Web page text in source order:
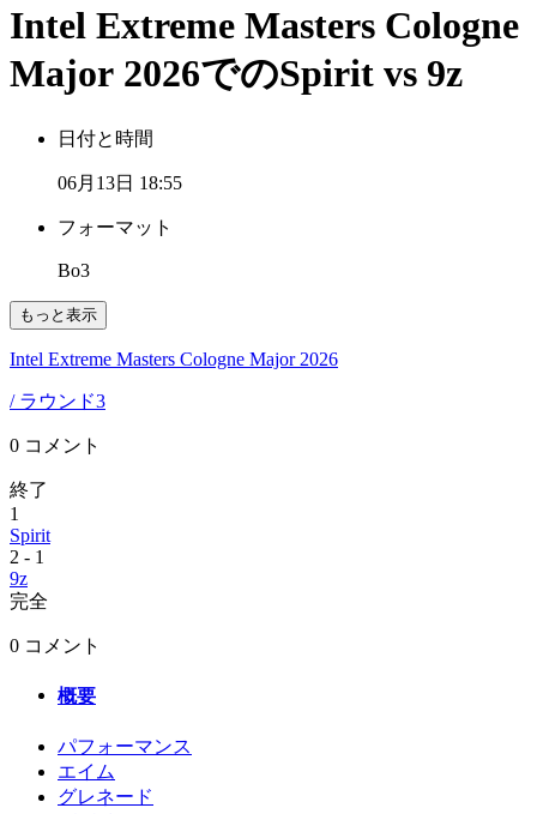
Intel Extreme Masters Cologne
Major 2026でのSpirit vs 9z
日付と時間
06月13日 18:55
フォーマット
Bo3
もっと表示
Intel Extreme Masters Cologne Major 2026
/ ラウンド3
0 コメント
終了
1
Spirit
2 - 1
9z
完全
0 コメント
概要
パフォーマンス
エイム
グレネード